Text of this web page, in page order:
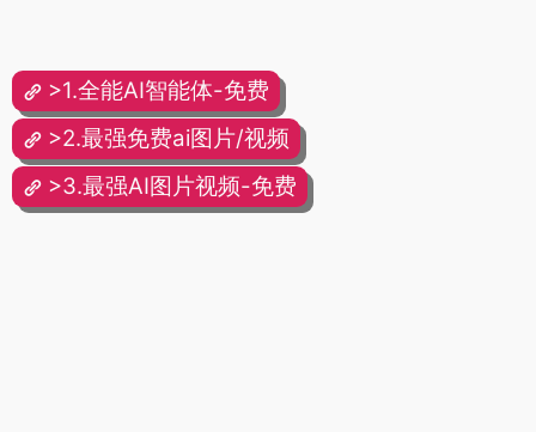
>1.全能AI智能体-免费
>2.最强免费ai图片/视频
>3.最强AI图片视频-免费